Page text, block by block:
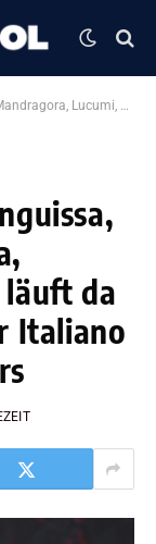
– Trainer Italiano fordert sechs Top-Stars
läuft da
Italiano